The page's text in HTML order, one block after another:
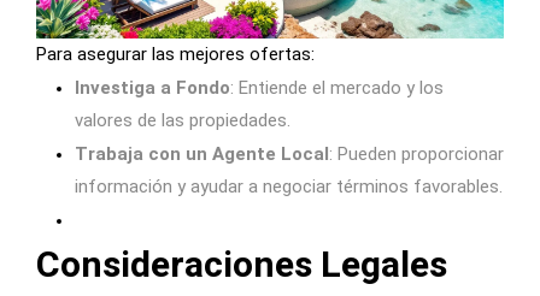
Para asegurar las mejores ofertas:
Investiga a Fondo: Entiende el mercado y los
valores de las propiedades.
Trabaja con un Agente Local: Pueden proporcionar
información y ayudar a negociar términos favorables.
Consideraciones Legales